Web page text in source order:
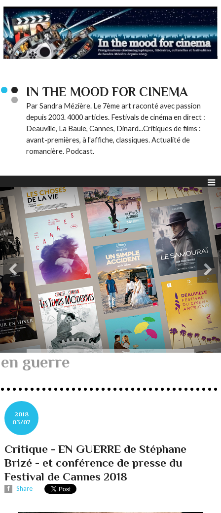
IN THE MOOD FOR CINEMA
Par Sandra Mézière. Le 7ème art raconté avec passion
depuis 2003. 4000 articles. Festivals de cinéma en direct :
Deauville, La Baule, Cannes, Dinard...Critiques de films :
avant-premières, à l'affiche, classiques. Actualité de
romancière. Podcast.
en guerre
2018
03/07
Critique - EN GUERRE de Stéphane
Brizé - et conférence de presse du
Festival de Cannes 2018
Share